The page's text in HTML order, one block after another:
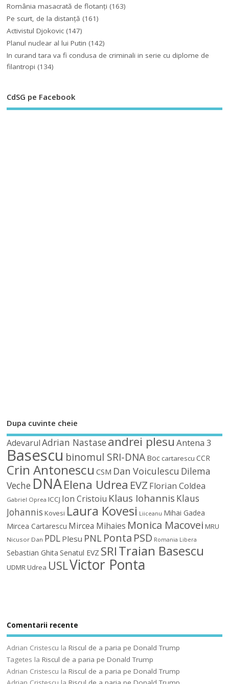
România masacrată de flotanţi (163)
Pe scurt, de la distanță (161)
Activistul Djokovic (147)
Planul nuclear al lui Putin (142)
In curand tara va fi condusa de criminali in serie cu diplome de
filantropi (134)
CdSG pe Facebook
Dupa cuvinte cheie
Adevarul Adrian Nastaseandrei plesuAntena 3
Basescu binomul SRI-DNA Boc cartarescu CCR
Crin Antonescu CSM Dan Voiculescu Dilema
Veche DNAElena Udrea EVZ Florian Coldea
Gabriel Oprea ICCJ Ion Cristoiu Klaus Iohannis Klaus
Johannis Kovesi Laura Kovesi Liiceanu Mihai Gadea
Mircea Cartarescu Mircea Mihaies Monica Macovei MRU
Nicusor Dan PDL Plesu PNL Ponta PSD Romania Libera
Sebastian Ghita Senatul EVZ SRITraian Basescu
UDMRUdrea USLVictor Ponta
Comentarii recente
Adrian Cristescu laRiscul de a paria pe Donald Trump
Tagetes laRiscul de a paria pe Donald Trump
Adrian Cristescu laRiscul de a paria pe Donald Trump